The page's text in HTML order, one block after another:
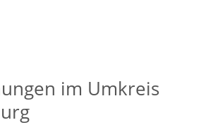
im Umkreis